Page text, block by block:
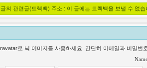
글의 관련글(트랙백) 주소 : 이 글에는 트랙백을 보낼 수 없습
로 닉 이미지를 사용하세요. 간단히 이메일과 비밀번